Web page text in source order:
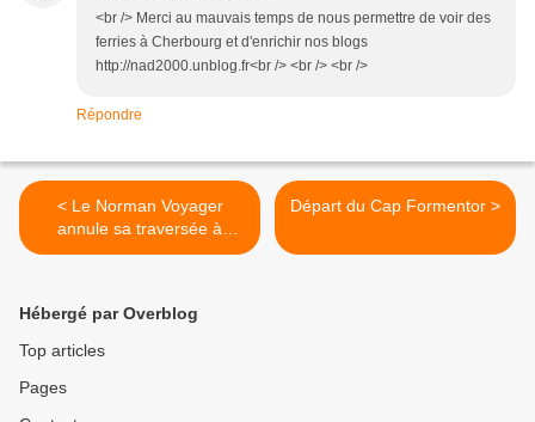
<br /> Merci au mauvais temps de nous permettre de voir des
ferries à Cherbourg et d'enrichir nos blogs
http://nad2000.unblog.fr<br /> <br /> <br />
Répondre
< Le Norman Voyager
annule sa traversée à
cause des mauvaises
Départ du Cap Formentor >
Hébergé par Overblog
Top articles
Pages